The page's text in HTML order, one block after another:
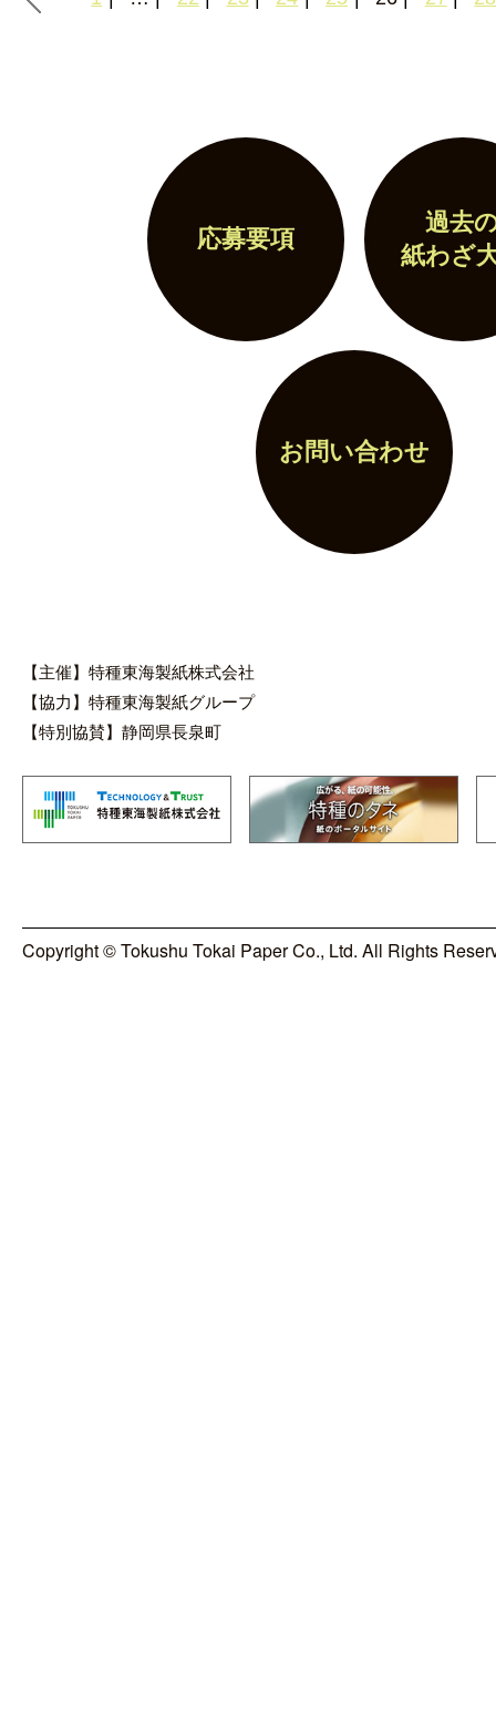
応募要項
過去
紙わざ
お問い合わせ
【主催】特種東海製紙株式会社
【協力】特種東海製紙グループ
【特別協賛】静岡県長泉町
Copyright © Tokushu Tokai Paper Co., Ltd. All Rights